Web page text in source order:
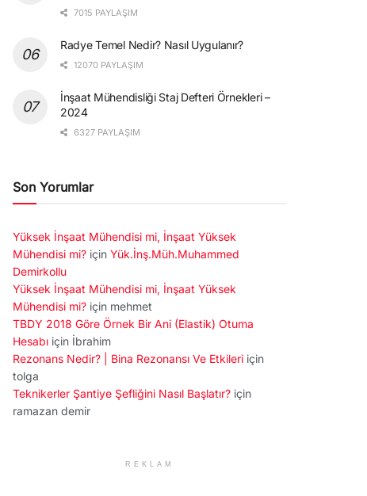
7015 PAYLAŞIM
Radye Temel Nedir? Nasıl Uygulanır?
12070 PAYLAŞIM
İnşaat Mühendisliği Staj Defteri Örnekleri –
2024
6327 PAYLAŞIM
Son Yorumlar
Yüksek İnşaat Mühendisi mi, İnşaat Yüksek
Mühendisi mi? için Yük.İnş.Müh.Muhammed
Demirkollu
Yüksek İnşaat Mühendisi mi, İnşaat Yüksek
Mühendisi mi? için mehmet
TBDY 2018 Göre Örnek Bir Ani (Elastik) Otuma
Hesabı için İbrahim
Rezonans Nedir? | Bina Rezonansı Ve Etkileri için
tolga
Teknikerler Şantiye Şefliğini Nasıl Başlatır? için
ramazan demir
REKLAM